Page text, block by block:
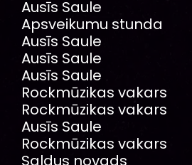
Ausīs Saule
Apsveikumu stunda
Ausīs Saule
Ausīs Saule
Ausīs Saule
Rockmūzikas vakars
Rockmūzikas vakars
Ausīs Saule
Rockmūzikas vakars
Saldus novads